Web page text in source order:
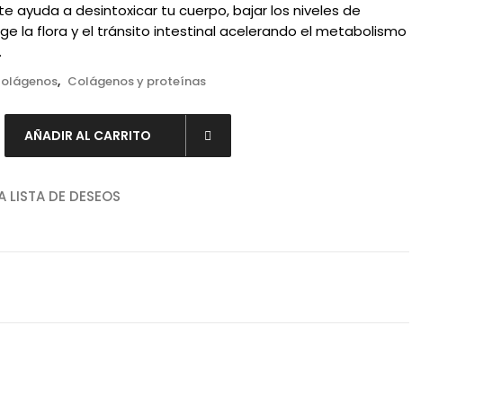
ayuda a desintoxicar tu cuerpo, bajar los niveles de
la flora y el tránsito intestinal acelerando el metabolismo
, Colágenos y proteínas
AÑADIR AL CARRITO
LISTA DE DESEOS